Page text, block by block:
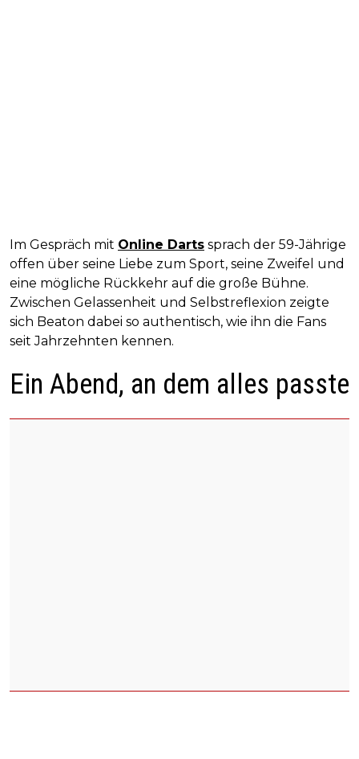
Im Gespräch mit Online Darts sprach der 59-Jährige
offen über seine Liebe zum Sport, seine Zweifel und
eine mögliche Rückkehr auf die große Bühne.
Zwischen Gelassenheit und Selbstreflexion zeigte
sich Beaton dabei so authentisch, wie ihn die Fans
seit Jahrzehnten kennen.
Ein Abend, an dem alles passte